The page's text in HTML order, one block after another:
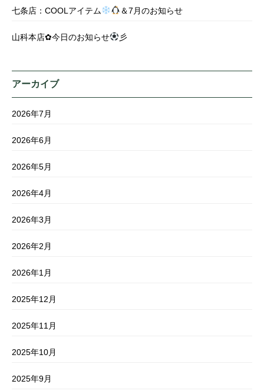
七条店：COOLアイテム ＆7月のお知らせ
山科本店✿今日のお知らせ 彡
アーカイブ
2026年7月
2026年6月
2026年5月
2026年4月
2026年3月
2026年2月
2026年1月
2025年12月
2025年11月
2025年10月
2025年9月